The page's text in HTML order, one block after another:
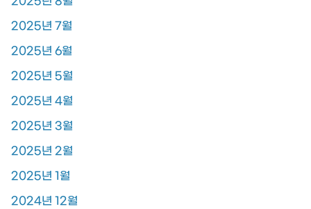
2025년 7월
2025년 6월
2025년 5월
2025년 4월
2025년 3월
2025년 2월
2025년 1월
2024년 12월